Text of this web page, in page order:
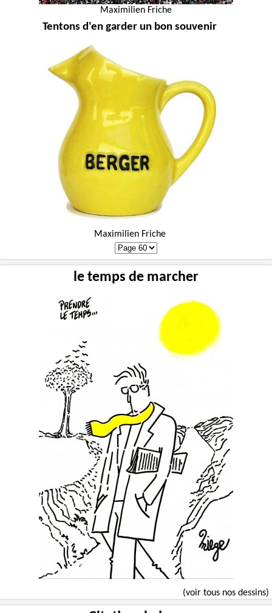
Maximilien Friche
Tentons d'en garder un bon souvenir
Maximilien Friche
le temps de marcher
(voir tous nos dessins)